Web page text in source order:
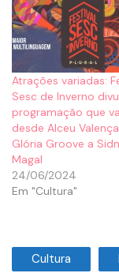
Atrações variadas:
Sesc de Inverno
programação que
desde Alceu
Glória Groove a
Magal
24/06/2024
Em "Cultura"
Cultura